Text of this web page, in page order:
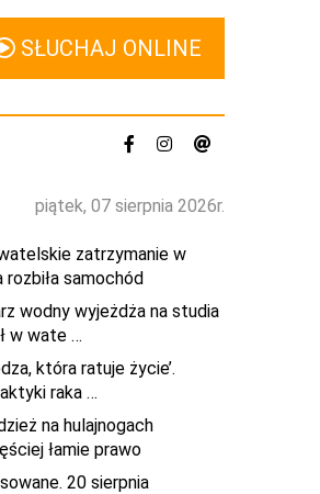
SŁUCHAJ ONLINE
piątek, 07 sierpnia 2026r.
zatrzymanie w
rozbiła samochód
wodny wyjeżdża na studia
w wate …
która ratuje życie’.
raka …
na hulajnogach
łamie prawo
20 sierpnia